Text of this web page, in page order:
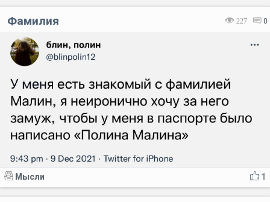
227 0
Фамилия
1
Мысли